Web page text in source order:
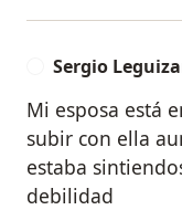
Sergio
Mi esposa está
subir con ella
estaba
debilidad